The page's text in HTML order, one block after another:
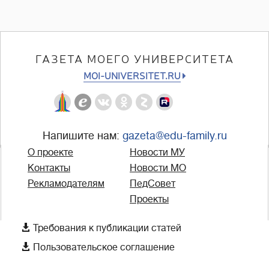
ГАЗЕТА МОЕГО УНИВЕРСИТЕТА
MOI-UNIVERSITET.RU
Напишите нам: gazeta@edu-family.ru
О проекте
Контакты
Рекламодателям
Новости МУ
Новости МО
ПедСовет
Проекты
 Требования к публикации статей
 Пользовательское соглашение